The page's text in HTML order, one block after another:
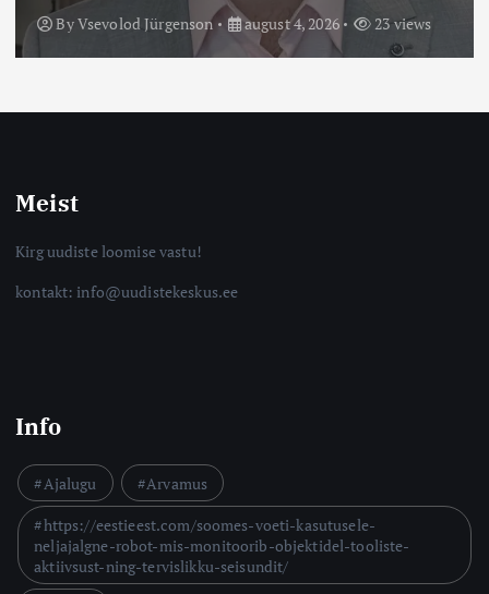
ByVsevolod Jürgenson august 4, 2026 23 views
Meist
Kirg uudiste loomise vastu!
kontakt: info@uudistekeskus.ee
Info
Ajalugu
Arvamus
https://eestieest.com/soomes-voeti-kasutusele-
neljajalgne-robot-mis-monitoorib-objektidel-tooliste-
aktiivsust-ning-tervislikku-seisundit/